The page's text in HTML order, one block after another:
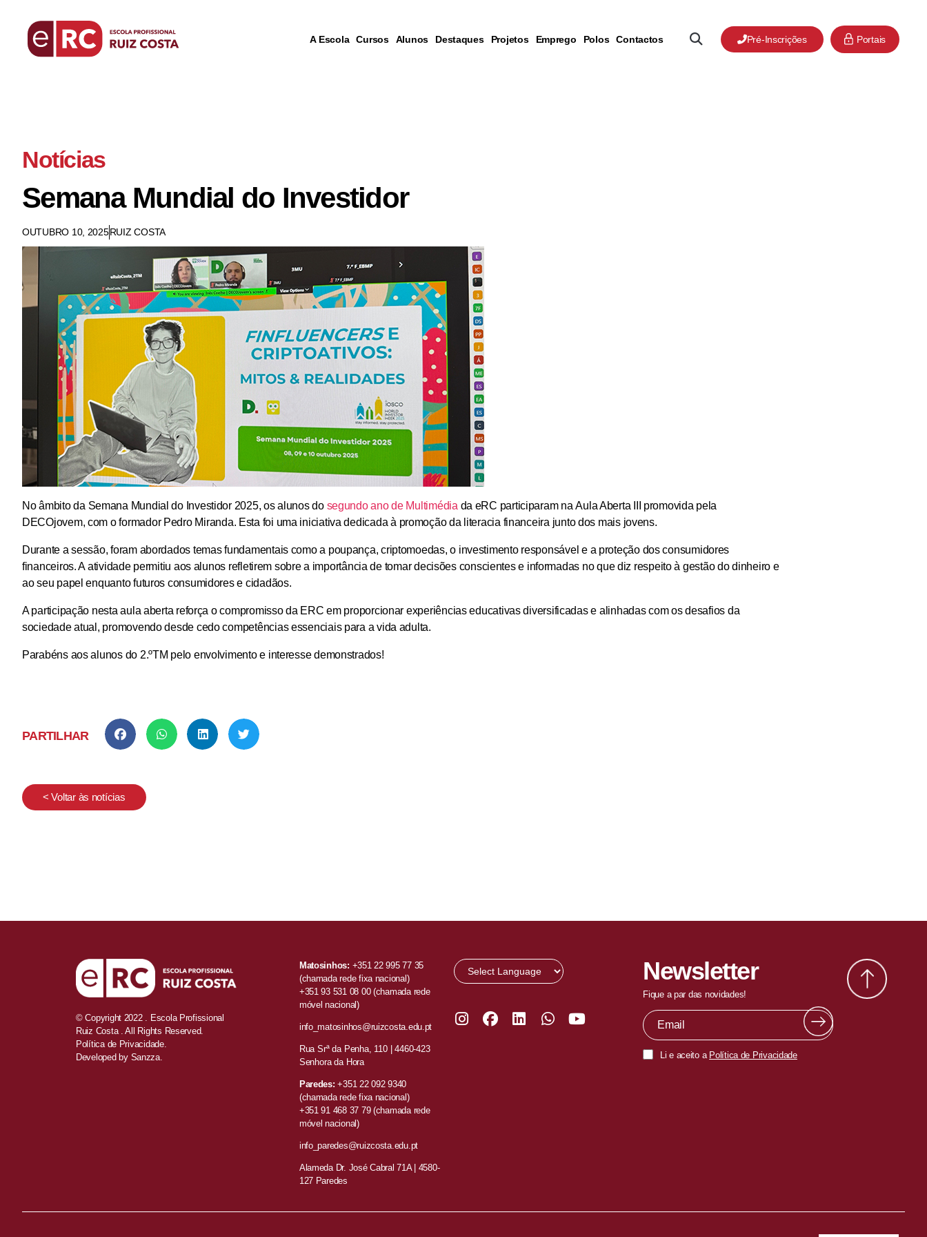
A Escola Cursos Alunos Destaques Projetos Emprego Polos Contactos Pré-Inscrições Portais
Notícias
Semana Mundial do Investidor
OUTUBRO 10, 2025RUIZ COSTA
No âmbito da Semana Mundial do Investidor 2025, os alunos do segundo ano de Multimédia da eRC participaram naAula Aberta III promovida pela
DECOjovem, com o formador Pedro Miranda. Esta foi uma iniciativa dedicada à promoção da literacia financeira junto dos mais jovens.
Durante a sessão, foram abordados temas fundamentais como a poupança, criptomoedas, o investimento responsável e a proteção dos consumidores
financeiros. A atividade permitiu aos alunos refletirem sobre a importância de tomar decisões conscientes e informadas no que diz respeito à gestão do dinheiro e
ao seu papel enquanto futuros consumidores e cidadãos.
A participação nesta aula aberta reforça o compromisso da ERC em proporcionar experiências educativas diversificadas e alinhadas com os desafios da
sociedade atual, promovendo desde cedo competências essenciais para a vida adulta.
Parabéns aos alunos do 2.ºTM pelo envolvimento e interesse demonstrados!
PARTILHAR
< Voltar às notícias
© Copyright 2022 . Escola Profissional
Ruiz Costa . All Rights Reserved.
Política de Privacidade.
Developed by Sanzza.
Matosinhos: +351 22 995 77 35
(chamada rede fixa nacional)
+351 93 531 08 00(chamada rede
móvel nacional)
info_matosinhos@ruizcosta.edu.pt
Rua Srª da Penha, 110 |4460-423
Senhora da Hora
Paredes:+35122 092 9340
(chamada rede fixa nacional)
+351 91 468 37 79(chamada rede
móvel nacional)
info_paredes@ruizcosta.edu.pt
Alameda Dr. José Cabral 71A | 4580-
127 Paredes
Newsletter
Fique a par das novidades!
Li e aceito a Política de Privacidade